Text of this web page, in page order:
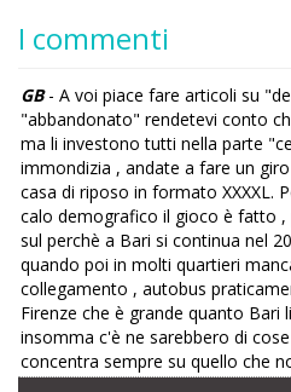
I commenti
GB- A voi piace fare articoli su
"abbandonato" rendetevi conto
ma li investono tutti nella parte
immondizia , andate a fare un
casa di riposo in formato XXXXL.
calo demografico il gioco è fatto
sul perchè a Bari si continua nel
quando poi in molti quartieri
collegamento , autobus
Firenze che è grande quanto Bari
insomma c'è ne sarebbero di
concentra sempre su quello che